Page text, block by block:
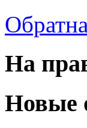
На
Новые